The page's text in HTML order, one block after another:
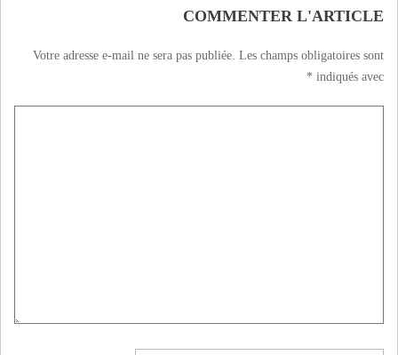
COMMENTER L'ARTICLE
Votre adresse e-mail ne sera pas publiée. Les champs obligatoires sont
indiqués avec
*